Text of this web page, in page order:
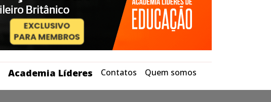
Academia Líderes Contatos Quem somos